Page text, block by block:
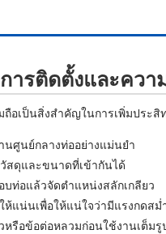
ารติดตั้งและคว
ถือเป็นสิ่งสำคัญในการเพิ่มปร
นศูนย์กลางท่ออย่างแม่นยำ
สดุและขนาดที่เข้ากันได้
บท่อแล้วจัดตำแหน่งสลักเกลียว
แน่นเพื่อให้แน่ใจว่ามีแรงกดสม่
หรือข้อต่อหลวมก่อนใช้งานเต็ม